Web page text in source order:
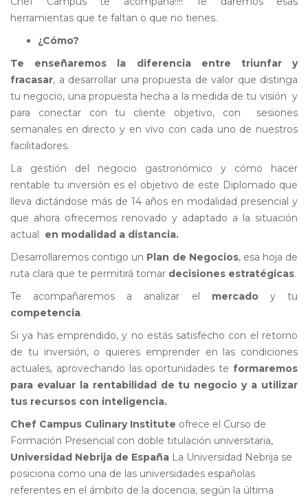
herramientas que te faltan o que no tienes.
¿Cómo?
Te enseñaremos la diferencia entre triunfar y
fracasar, a desarrollar una propuesta de valor que distinga
tu negocio, una propuesta hecha a la medida de tu visión y
para conectar con tu cliente objetivo, con sesiones
semanales en directo y en vivo con cada uno de nuestros
facilitadores.
La gestión del negocio gastronómico y cómo hacer
rentable tu inversión es el objetivo de este Diplomado que
lleva dictándose más de 14 años en modalidad presencial y
que ahora ofrecemos renovado y adaptado a la situación
actual en modalidad a distancia.
Desarrollaremos contigo un Plan de Negocios, esa hoja de
ruta clara que te permitirá tomar decisiones estratégicas.
Te acompañaremos a analizar el mercadoy tu
competencia.
Si ya has emprendido, y no estás satisfecho con el retorno
de tu inversión, o quieres emprender en las condiciones
actuales, aprovechando las oportunidades te formaremos
para evaluar la rentabilidad de tu negocio y a utilizar
tus recursos con inteligencia.
Chef Campus Culinary Institute ofrece el Curso de
Formación Presencial con doble titulación universitaria,
Universidad Nebrija de España La Universidad Nebrija se
posiciona como una de las universidades españolas
referentes en el ámbito de la docencia, según la última